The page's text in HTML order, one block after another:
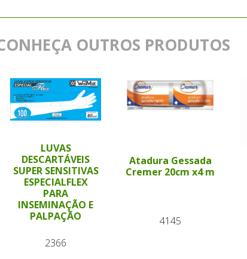
OUTROS PRODUTOS
LUVAS
DESCARTÁVEIS
SUPER SENSITIVAS
ESPECIALFLEX
PARA
INSEMINAÇÃO E
PALPAÇÃO
2366
Atadura Gessada
Cremer 20cm x4 m
4145